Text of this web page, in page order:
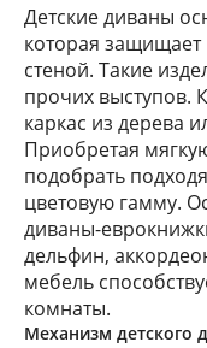
Детские диваны
которая защищает
стеной. Такие
прочих выступов.
каркас из дерева
Приобретая
подобрать
цветовую гамму.
диваны-
дельфин,
мебель
комнаты.
Механизм детского